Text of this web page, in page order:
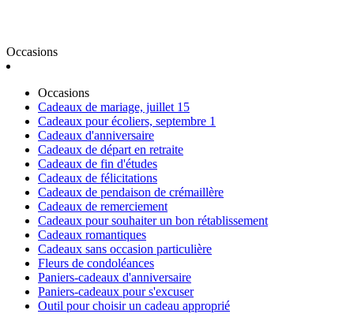
Occasions
Occasions
Cadeaux de mariage, juillet 15
Cadeaux pour écoliers, septembre 1
Cadeaux d'anniversaire
Cadeaux de départ en retraite
Cadeaux de fin d'études
Cadeaux de félicitations
Cadeaux de pendaison de crémaillère
Cadeaux de remerciement
Cadeaux pour souhaiter un bon rétablissement
Cadeaux romantiques
Cadeaux sans occasion particulière
Fleurs de condoléances
Paniers-cadeaux d'anniversaire
Paniers-cadeaux pour s'excuser
Outil pour choisir un cadeau approprié